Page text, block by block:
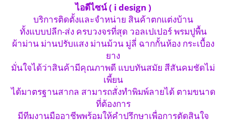
ไอดีไซน์ ( i design )
บริการติดตั้งและจำหน่าย สินค้าตกแต่งบ้าน
ทั้งแบบปลีก-ส่ง ครบวงจรที่สุด วอลเปเปอร์ พรมปูพื้น
ผ้าม่าน ม่านปรับแสง ม่านม้วน มู่ลี่ ฉากกั้นห้อง กระเบื้อง
ยาง
มั่นใจได้ว่าสินค้ามีคุณภาพดี แบบทันสมัย สีสันคมชัดไม่
เพี้ยน
ได้มาตรฐานสากล สามารถสั่งทำพิมพ์ลายได้ ตามขนาด
ที่ต้องการ
มีทีมงานมืออาชีพพร้อมให้คำปรึกษาเพื่อการตัดสินใจ